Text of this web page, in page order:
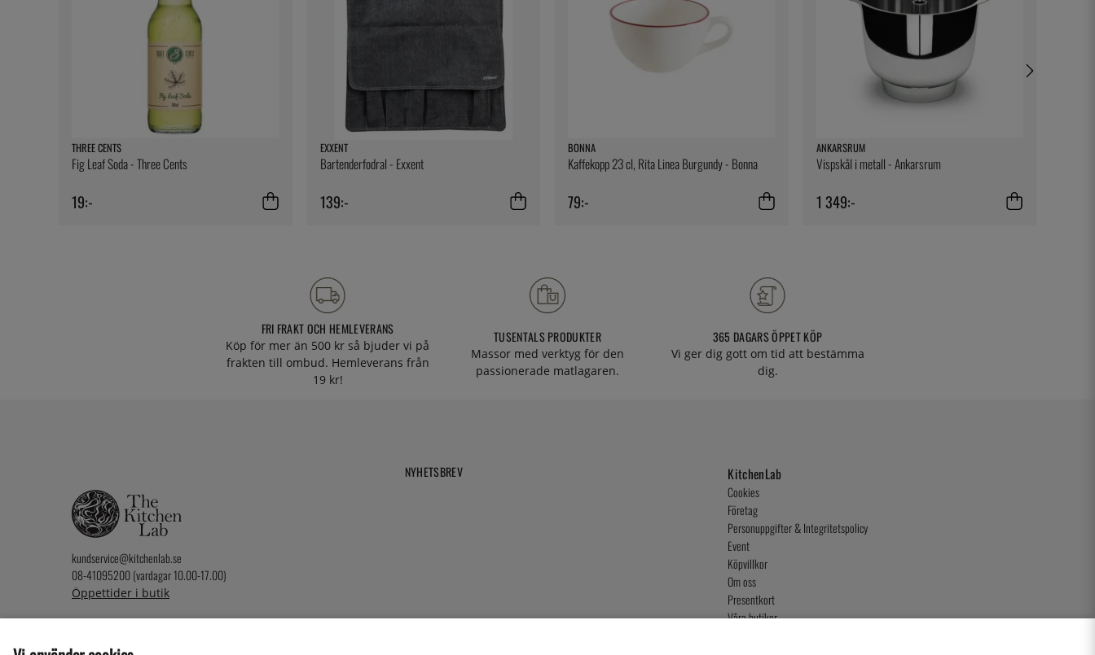
THREE CENTS
Fig Leaf Soda - Three Cents
19:-
EXXENT
Bartenderfodral - Exxent
139:-
BONNA
Kaffekopp 23 cl, Rita Linea Burgundy - Bonna
79:-
ANKARSRUM
Vispskål i metall - Ankarsrum
1 349:-
FRI FRAKT OCH HEMLEVERANS
Köp för mer än 500 kr så bjuder vi på
frakten till ombud. Hemleverans från
19 kr!
TUSENTALS PRODUKTER
Massor med verktyg för den
passionerade matlagaren.
365 DAGARS ÖPPET KÖP
Vi ger dig gott om tid att bestämma
dig.
kundservice@kitchenlab.se
08-41095200 (vardagar 10.00-17.00)
Öppettider i butik
NYHETSBREV KitchenLab
Cookies
Företag
Personuppgifter & Integritetspolicy
Event
Köpvillkor
Om oss
Presentkort
Våra butiker